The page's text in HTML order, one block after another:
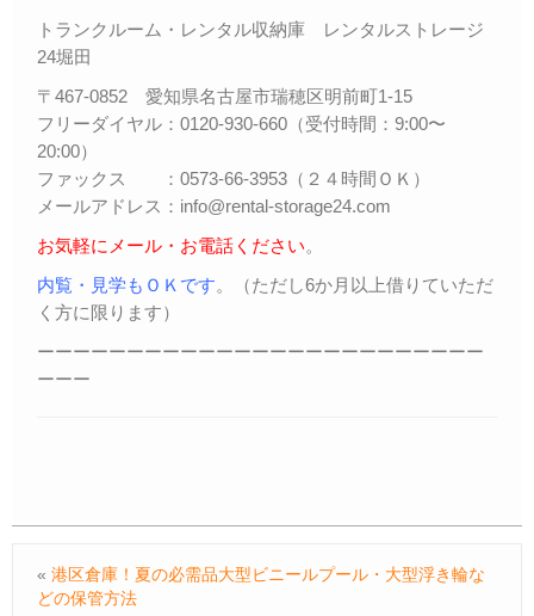
トランクルーム・レンタル収納庫 レンタルストレージ
24堀田
〒467-0852 愛知県名古屋市瑞穂区明前町1-15
フリーダイヤル：0120-930-660（受付時間：9:00〜
20:00）
ファックス ：0573-66-3953（２４時間ＯＫ）
メールアドレス：info@rental-storage24.com
お気軽にメール・お電話ください。
内覧・見学もＯＫです。（ただし6か月以上借りていただ
く方に限ります）
ーーーーーーーーーーーーーーーーーーーーーーーーー
ーーー
« 港区倉庫！夏の必需品大型ビニールプール・大型浮き輪な
どの保管方法